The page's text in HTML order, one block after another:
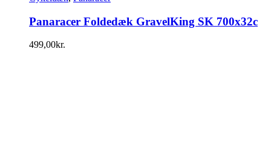
Panaracer Foldedæk GravelKing SK 700x32c
499,00kr.